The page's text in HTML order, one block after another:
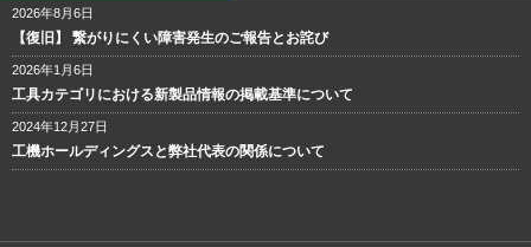
2026年8月6日
【復旧】 繋がりにくい障害発生のご報告とお詫び
2026年1月6日
工具カテゴリにおける新製品情報の掲載基準について
2024年12月27日
工機ホールディングスと弊社代表の関係について